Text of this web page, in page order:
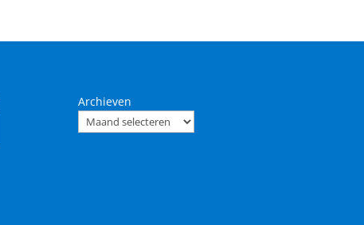
Archieven